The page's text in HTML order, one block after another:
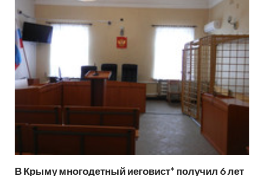
В Крыму многодетный иеговист* получил 6 лет